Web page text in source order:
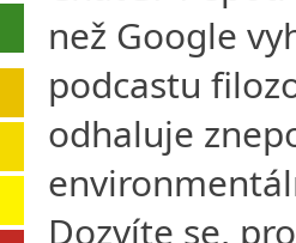
než Google
podcastu
odhaluje
Dozvíte se,